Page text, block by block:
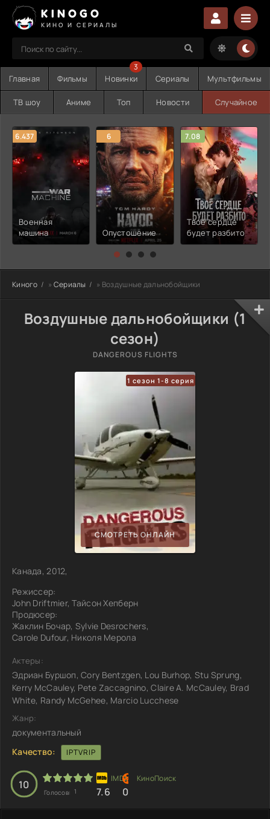
KINOGO
КИНО И СЕРИАЛЫ
Главная Фильмы Новинки
3
Сериалы Мультфильмы
ТВ шоу Аниме Топ Новости Случайное
6.437
Военная
машина
6
Опустошение
7.08
Твоё сердце
будет разбито
Киного » Сериалы » Воздушные дальнобойщики
Воздушные дальнобойщики (1
сезон)
DANGEROUS FLIGHTS
1 сезон 1-8 серия
СМОТРЕТЬ ОНЛАЙН
Канада, 2012,
Режиссер:
John Driftmier, Тайсон Хепберн
Продюсер:
Жаклин Бочар, Sylvie Desrochers,
Carole Dufour, Николя Мерола
Актеры:
Эдриан Буршоп, Cory Bentzgen, Lou Burhop, Stu Sprung,
Kerry McCauley, Pete Zaccagnino, Claire A. McCauley, Brad
White, Randy McGehee, Marcio Lucchese
Жанр:
документальный
Качество:
IPTVRIP
10
Голосов: 1 7.6 0